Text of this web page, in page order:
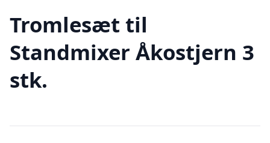
Tromlesæt til
Standmixer Åkostjern 3
stk.